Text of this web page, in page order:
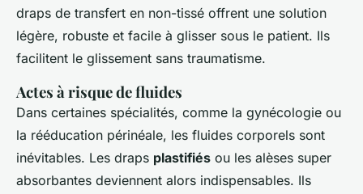
draps de transfert en non-tissé offrent une solution
légère, robuste et facile à glisser sous le patient. Ils
facilitent le glissement sans traumatisme.
Actes à risque de fluides
Dans certaines spécialités, comme la gynécologie ou
la rééducation périnéale, les fluides corporels sont
inévitables. Les draps plastifiés ou les alèses super
absorbantes deviennent alors indispensables. Ils